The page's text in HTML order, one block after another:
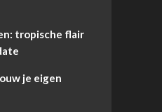
tropische flair
je eigen